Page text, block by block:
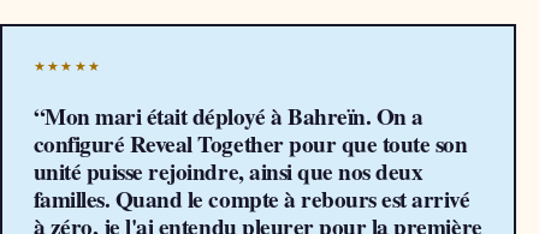
★★★★★
“Mon mari était déployé à Bahreïn. On a
configuré Reveal Together pour que toute son
unité puisse rejoindre, ainsi que nos deux
familles. Quand le compte à rebours est arrivé
à zéro, je l'ai entendu pleurer pour la première